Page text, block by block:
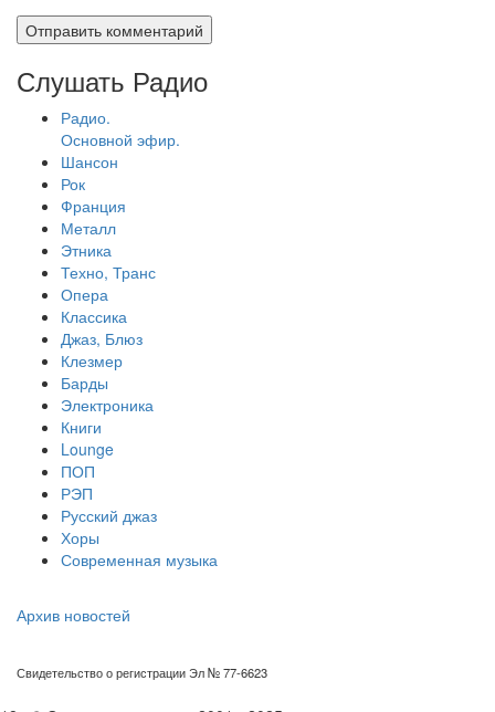
Слушать Радио
Радио.
Основной эфир.
Шансон
Рок
Франция
Металл
Этника
Техно, Транс
Опера
Классика
Джаз, Блюз
Клезмер
Барды
Электроника
Книги
Lounge
ПОП
РЭП
Русский джаз
Хоры
Современная музыка
Архив новостей
Свидетельство о регистрации Эл № 77-6623